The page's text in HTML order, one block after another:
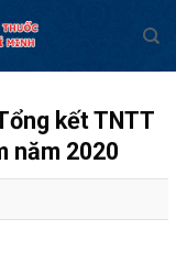
kết TNTT
năm 2020